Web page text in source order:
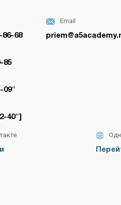
86-68
85
09"
40"]
Email